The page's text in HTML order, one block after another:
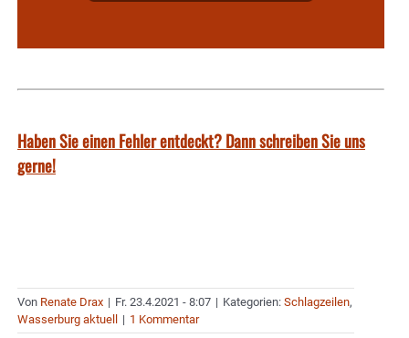
Haben Sie einen Fehler entdeckt? Dann schreiben Sie uns
gerne!
Von Renate Drax | Fr. 23.4.2021 - 8:07 | Kategorien: Schlagzeilen,
Wasserburg aktuell
| 1 Kommentar